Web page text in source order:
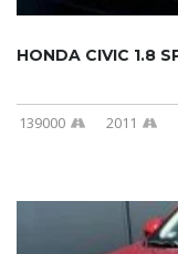
139000 2011